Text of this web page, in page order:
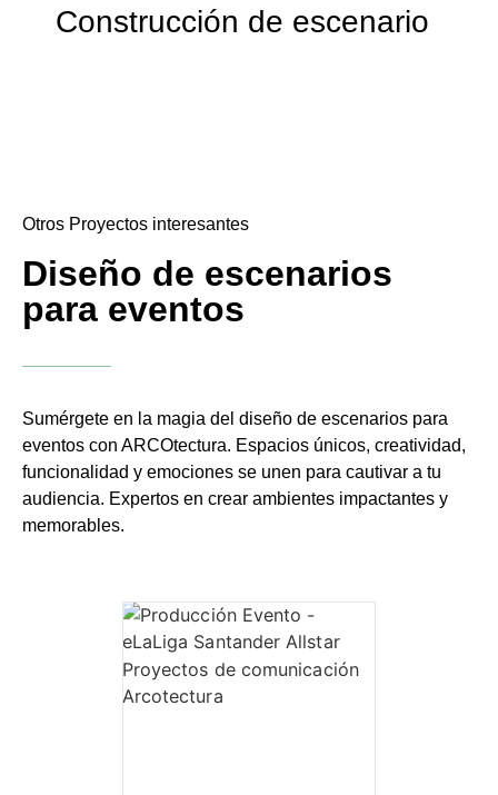
Construcción de escenario
Otros Proyectos interesantes
Diseño de escenarios
para eventos
Sumérgete en la magia del diseño de escenarios para
eventos con ARCOtectura. Espacios únicos, creatividad,
funcionalidad y emociones se unen para cautivar a tu
audiencia. Expertos en crear ambientes impactantes y
memorables.